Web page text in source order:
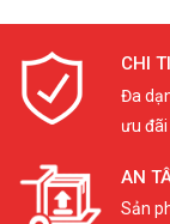
CHI
Đa
ưu đãi
AN
Sản